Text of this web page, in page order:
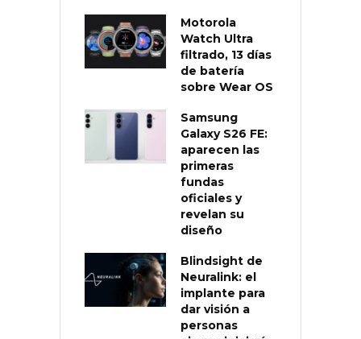
Motorola
Watch Ultra
filtrado, 13 días
de batería
sobre Wear OS
Samsung
Galaxy S26 FE:
aparecen las
primeras
fundas
oficiales y
revelan su
diseño
Blindsight de
Neuralink: el
implante para
dar visión a
personas